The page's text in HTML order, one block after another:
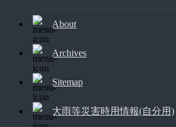
About
Archives
Sitemap
大雨等災害時用情報(自分用)